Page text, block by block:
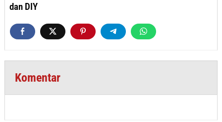
dan DIY
Komentar